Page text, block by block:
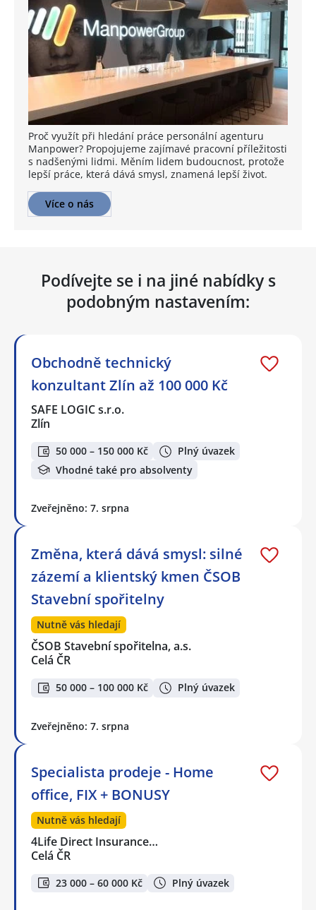
Proč využít při hledání práce personální agenturu
Manpower? Propojujeme zajímavé pracovní příležitosti
s nadšenými lidmi. Měním lidem budoucnost, protože
lepší práce, která dává smysl, znamená lepší život.
Více o nás
Podívejte se i na jiné nabídky s
podobným nastavením:
Obchodně technický
konzultant Zlín až 100 000 Kč
SAFE LOGIC s.r.o.
Zlín
50 000 – 150 000 Kč
Plný úvazek
Vhodné také pro absolventy
Zveřejněno: 7. srpna
Změna, která dává smysl: silné
zázemí a klientský kmen ČSOB
Stavební spořitelny
Nutně vás hledají
ČSOB Stavební spořitelna, a.s.
Celá ČR
50 000 – 100 000 Kč Plný úvazek
Zveřejněno: 7. srpna
Specialista prodeje - Home
office, FIX + BONUSY
Nutně vás hledají
4Life Direct Insurance…
Celá ČR
23 000 – 60 000 Kč Plný úvazek